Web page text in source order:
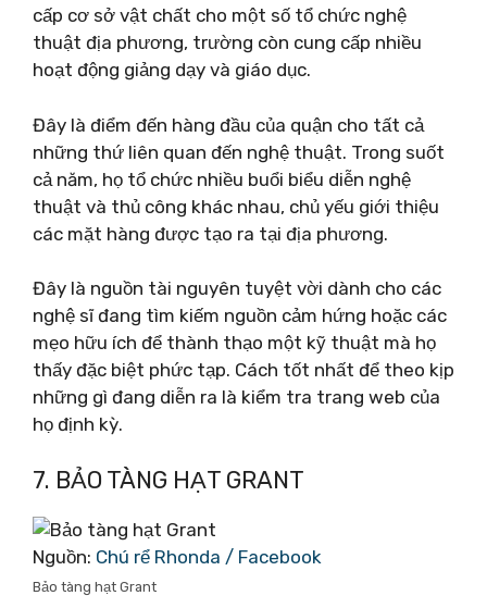
cấp cơ sở vật chất cho một số tổ chức nghệ
thuật địa phương, trường còn cung cấp nhiều
hoạt động giảng dạy và giáo dục.
Đây là điểm đến hàng đầu của quận cho tất cả
những thứ liên quan đến nghệ thuật. Trong suốt
cả năm, họ tổ chức nhiều buổi biểu diễn nghệ
thuật và thủ công khác nhau, chủ yếu giới thiệu
các mặt hàng được tạo ra tại địa phương.
Đây là nguồn tài nguyên tuyệt vời dành cho các
nghệ sĩ đang tìm kiếm nguồn cảm hứng hoặc các
mẹo hữu ích để thành thạo một kỹ thuật mà họ
thấy đặc biệt phức tạp. Cách tốt nhất để theo kịp
những gì đang diễn ra là kiểm tra trang web của
họ định kỳ.
7. BẢO TÀNG HẠT GRANT
Nguồn: Chú rể Rhonda‎ / Facebook
Bảo tàng hạt Grant